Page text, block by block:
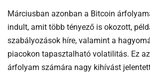
Márciusban azonban a Bitcoin
indult, amit több tényező is okozott,
szabályozások híre, valamint a
piacokon tapasztalható volatilitás. Ez
árfolyam számára nagy kihívást